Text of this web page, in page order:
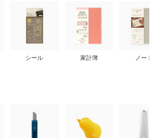
シール 家計簿 ノート